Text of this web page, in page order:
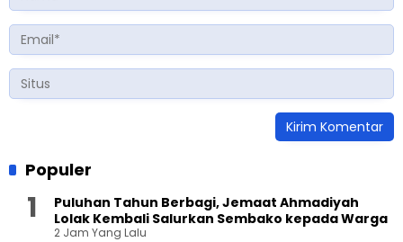
Populer
Puluhan Tahun Berbagi, Jemaat Ahmadiyah
Lolak Kembali Salurkan Sembako kepada Warga
2 Jam Yang Lalu